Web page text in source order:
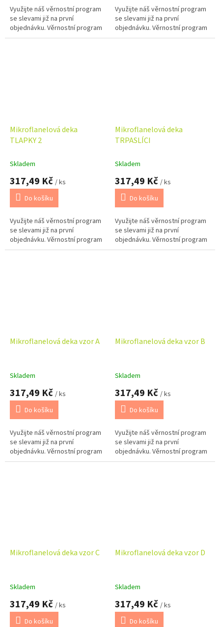
Využijte náš věrnostní program
se slevami již na první
objednávku. Věrnostní program
Využijte náš věrnostní program
se slevami již na první
objednávku. Věrnostní program
Mikroflanelová deka
TLAPKY 2
Skladem
317,49 Kč / ks
Do košíku
Využijte náš věrnostní program
se slevami již na první
objednávku. Věrnostní program
Mikroflanelová deka
TRPASLÍCI
Skladem
317,49 Kč / ks
Do košíku
Využijte náš věrnostní program
se slevami již na první
objednávku. Věrnostní program
Mikroflanelová deka vzor A
Skladem
317,49 Kč / ks
Do košíku
Využijte náš věrnostní program
se slevami již na první
objednávku. Věrnostní program
Mikroflanelová deka vzor B
Skladem
317,49 Kč / ks
Do košíku
Využijte náš věrnostní program
se slevami již na první
objednávku. Věrnostní program
Mikroflanelová deka vzor C
Skladem
317,49 Kč / ks
Do košíku
Mikroflanelová deka vzor D
Skladem
317,49 Kč / ks
Do košíku